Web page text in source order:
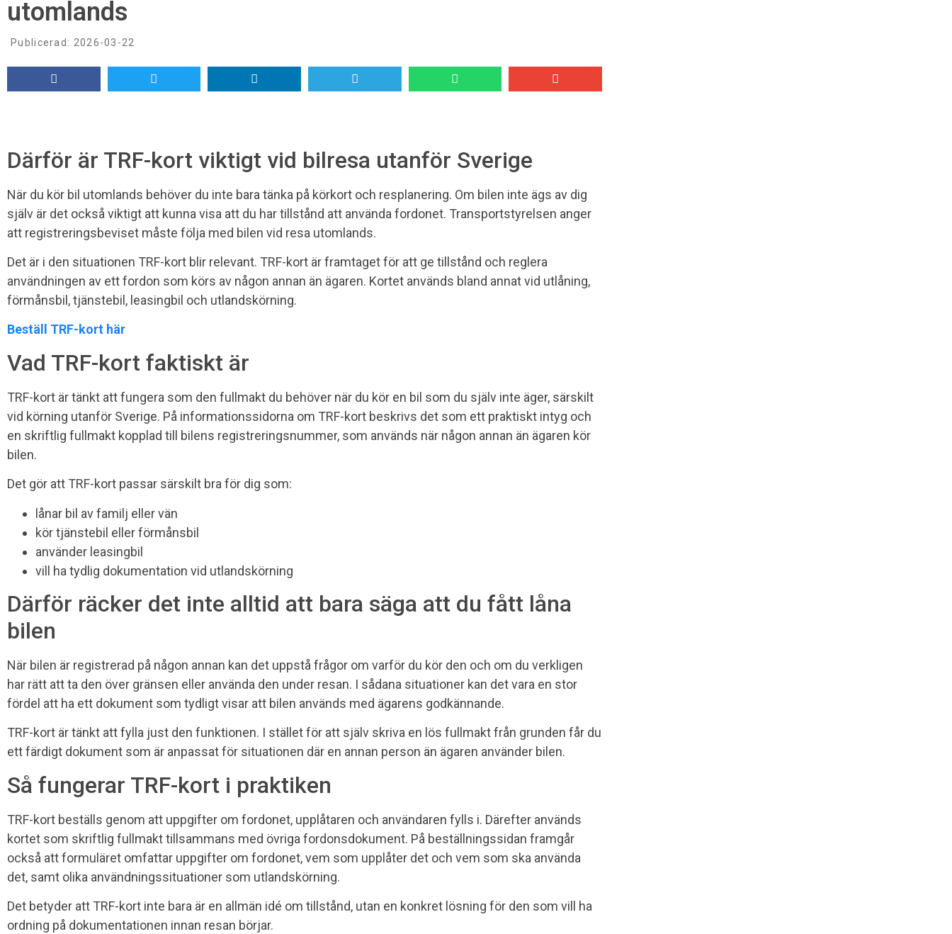
utomlands
Publicerad: 2026-03-22
Därför är TRF-kort viktigt vid bilresa utanför Sverige
När du kör bil utomlands behöver du inte bara tänka på körkort och resplanering. Om bilen inte ägs av dig
själv är det också viktigt att kunna visa att du har tillstånd att använda fordonet. Transportstyrelsen anger
att registreringsbeviset måste följa med bilen vid resa utomlands.
Det är i den situationen TRF-kort blir relevant. TRF-kort är framtaget för att ge tillstånd och reglera
användningen av ett fordon som körs av någon annan än ägaren. Kortet används bland annat vid utlåning,
förmånsbil, tjänstebil, leasingbil och utlandskörning.
Beställ TRF-kort här
Vad TRF-kort faktiskt är
TRF-kort är tänkt att fungera som den fullmakt du behöver när du kör en bil som du själv inte äger, särskilt
vid körning utanför Sverige. På informationssidorna om TRF-kort beskrivs det som ett praktiskt intyg och
en skriftlig fullmakt kopplad till bilens registreringsnummer, som används när någon annan än ägaren kör
bilen.
Det gör att TRF-kort passar särskilt bra för dig som:
lånar bil av familj eller vän
kör tjänstebil eller förmånsbil
använder leasingbil
vill ha tydlig dokumentation vid utlandskörning
Därför räcker det inte alltid att bara säga att du fått låna
bilen
När bilen är registrerad på någon annan kan det uppstå frågor om varför du kör den och om du verkligen
har rätt att ta den över gränsen eller använda den under resan. I sådana situationer kan det vara en stor
fördel att ha ett dokument som tydligt visar att bilen används med ägarens godkännande.
TRF-kort är tänkt att fylla just den funktionen. I stället för att själv skriva en lös fullmakt från grunden får du
ett färdigt dokument som är anpassat för situationen där en annan person än ägaren använder bilen.
Så fungerar TRF-kort i praktiken
TRF-kort beställs genom att uppgifter om fordonet, upplåtaren och användaren fylls i. Därefter används
kortet som skriftlig fullmakt tillsammans med övriga fordonsdokument. På beställningssidan framgår
också att formuläret omfattar uppgifter om fordonet, vem som upplåter det och vem som ska använda
det, samt olika användningssituationer som utlandskörning.
Det betyder att TRF-kort inte bara är en allmän idé om tillstånd, utan en konkret lösning för den som vill ha
ordning på dokumentationen innan resan börjar.